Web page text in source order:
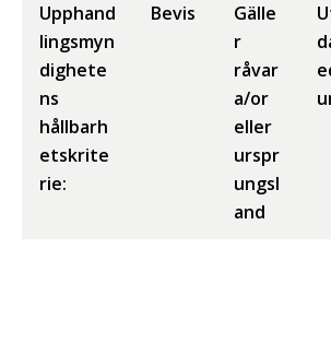
Upphand
lingsmyn
dighete
ns
hållbarh
etskrite
rie:
Bevis
Gälle
r
råvar
a/or
eller
urspr
ungsl
and